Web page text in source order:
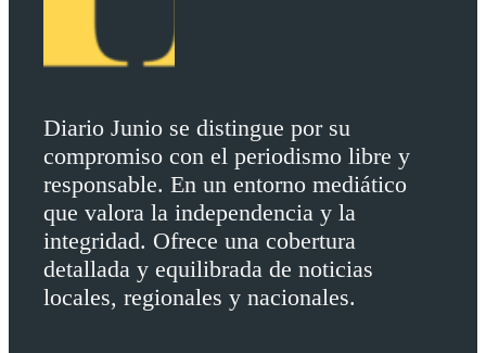
Diario Junio se distingue por su
compromiso con el periodismo libre y
responsable. En un entorno mediático
que valora la independencia y la
integridad. Ofrece una cobertura
detallada y equilibrada de noticias
locales, regionales y nacionales.